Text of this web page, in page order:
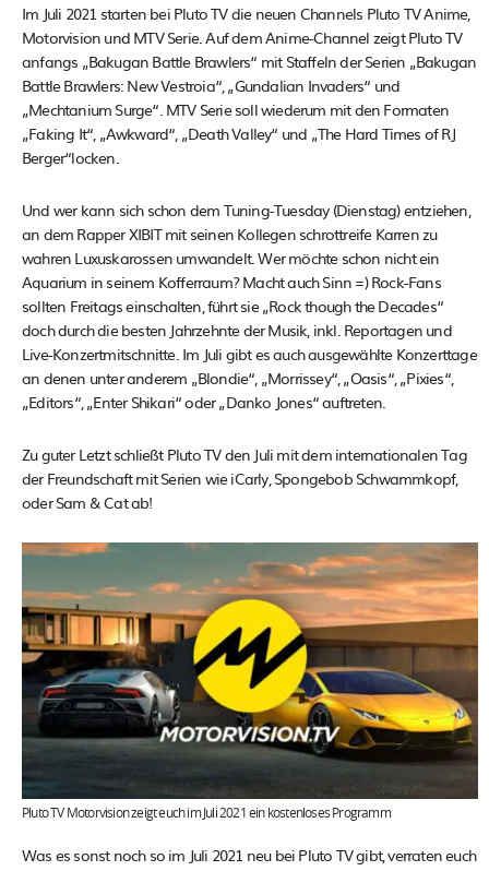
Im Juli 2021 starten bei Pluto TV die neuen Channels Pluto TV Anime,
Motorvision und MTV Serie. Auf dem Anime-Channel zeigt Pluto TV
anfangs „Bakugan Battle Brawlers“ mit Staffeln der Serien „Bakugan
Battle Brawlers: New Vestroia“, „Gundalian Invaders“ und
„Mechtanium Surge“. MTV Serie soll wiederum mit den Formaten
„Faking It“, „Awkward“, „Death Valley“ und „The Hard Times of RJ
Berger“locken.
Und wer kann sich schon dem Tuning-Tuesday (Dienstag) entziehen,
an dem Rapper XIBIT mit seinen Kollegen schrottreife Karren zu
wahren Luxuskarossen umwandelt. Wer möchte schon nicht ein
Aquarium in seinem Kofferraum? Macht auch Sinn =) Rock-Fans
sollten Freitags einschalten, führt sie „Rock though the Decades“
doch durch die besten Jahrzehnte der Musik, inkl. Reportagen und
Live-Konzertmitschnitte. Im Juli gibt es auch ausgewählte Konzerttage
an denen unter anderem „Blondie“, „Morrissey“, „Oasis“, „Pixies“,
„Editors“, „Enter Shikari“ oder „Danko Jones“ auftreten.
Zu guter Letzt schließt Pluto TV den Juli mit dem internationalen Tag
der Freundschaft mit Serien wie iCarly, Spongebob Schwammkopf,
oder Sam & Cat ab!
Pluto TV Motorvision zeigt euch im Juli 2021 ein kostenloses Programm
Was es sonst noch so im Juli 2021 neu bei Pluto TV gibt, verraten euch